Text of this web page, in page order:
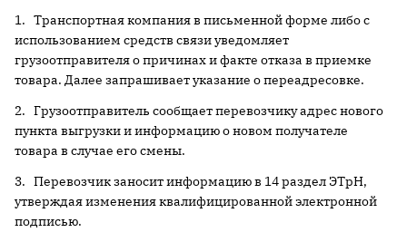
1. Транспортная компания в письменной форме либо с
использованием средств связи уведомляет
грузоотправителя о причинах и факте отказа в приемке
товара. Далее запрашивает указание о переадресовке.
2. Грузоотправитель сообщает перевозчику адрес нового
пункта выгрузки и информацию о новом получателе
товара в случае его смены.
3. Перевозчик заносит информацию в 14 раздел ЭТрН,
утверждая изменения квалифицированной электронной
подписью.